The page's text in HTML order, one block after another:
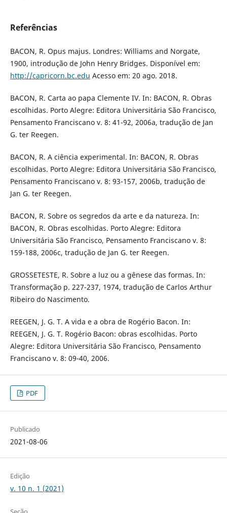
Referências
BACON, R. Opus majus. Londres: Williams and Norgate,
1900, introdução de John Henry Bridges. Disponível em:
http://capricorn.bc.edu Acesso em: 20 ago. 2018.
BACON, R. Carta ao papa Clemente IV. In: BACON, R. Obras
escolhidas. Porto Alegre: Editora Universitária São Francisco,
Pensamento Franciscano v. 8: 41-92, 2006a, tradução de Jan
G. ter Reegen.
BACON, R. A ciência experimental. In: BACON, R. Obras
escolhidas. Porto Alegre: Editora Universitária São Francisco,
Pensamento Franciscano v. 8: 93-157, 2006b, tradução de
Jan G. ter Reegen.
BACON, R. Sobre os segredos da arte e da natureza. In:
BACON, R. Obras escolhidas. Porto Alegre: Editora
Universitária São Francisco, Pensamento Franciscano v. 8:
159-188, 2006c, tradução de Jan G. ter Reegen.
GROSSETESTE, R. Sobre a luz ou a gênese das formas. In:
Transformação p. 227-237, 1974, tradução de Carlos Arthur
Ribeiro do Nascimento.
REEGEN, J. G. T. A vida e a obra de Rogério Bacon. In:
REEGEN, J. G. T. Rogério Bacon: obras escolhidas. Porto
Alegre: Editora Universitária São Francisco, Pensamento
Franciscano v. 8: 09-40, 2006.
PDF
Publicado
2021-08-06
Edição
v. 10 n. 1 (2021)